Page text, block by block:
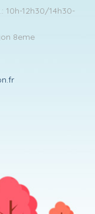
10h-12h30/14h30-
8eme